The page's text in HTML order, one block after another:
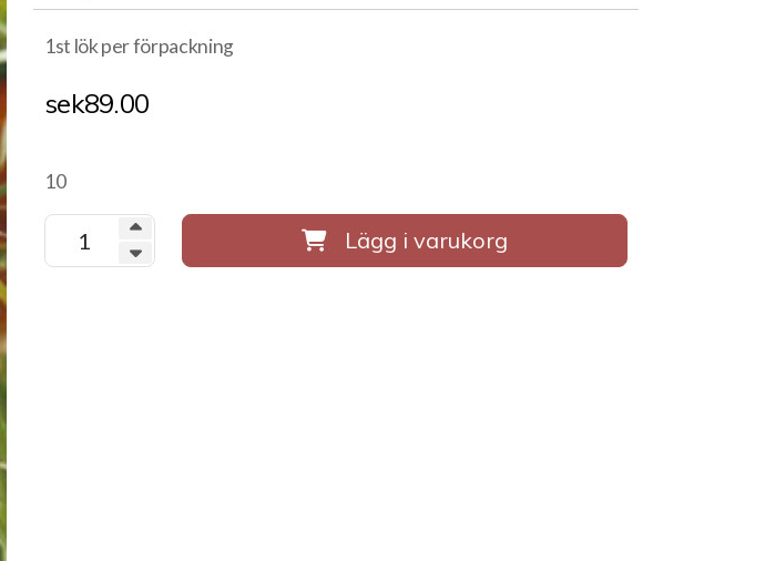
1st lök per förpackning
sek89.00
10
Lägg i varukorg